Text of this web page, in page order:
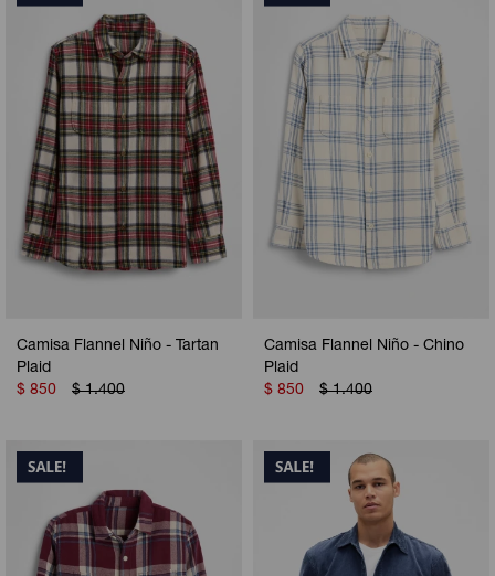
Camisa Flannel Niño - Tartan
Plaid
$ 850 $ 1.400
Camisa Flannel Niño - Chino
Plaid
$ 850 $ 1.400